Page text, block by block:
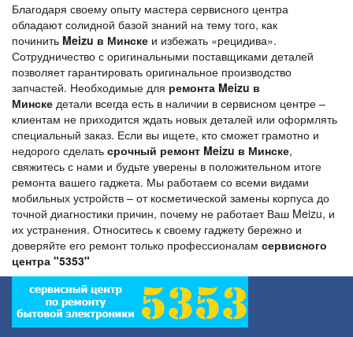
Благодаря своему опыту мастера сервисного центра
обладают солидной базой знаний на тему того, как
починить Meizu в Минске и избежать «рецидива».
Сотрудничество с оригинальными поставщиками деталей
позволяет гарантировать оригинальное производство
запчастей. Необходимые для ремонта Meizu в
Минске детали всегда есть в наличии в сервисном центре –
клиентам не приходится ждать новых деталей или оформлять
специальный заказ. Если вы ищете, кто сможет грамотно и
недорого сделать срочный ремонт Meizu в Минске,
свяжитесь с нами и будьте уверены в положительном итоге
ремонта вашего гаджета. Мы работаем со всеми видами
мобильных устройств – от косметической замены корпуса до
точной диагностики причин, почему не работает Ваш Meizu, и
их устранения. Относитесь к своему гаджету бережно и
доверяйте его ремонт только профессионалам сервисного
центра "5353"